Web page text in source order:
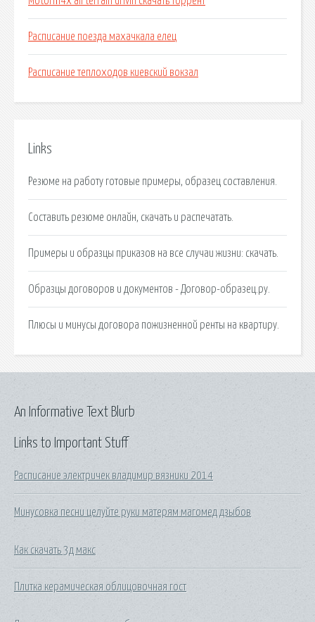
Расписание поезда махачкала елец
Расписание теплоходов киевский вокзал
Links
Резюме на работу готовые примеры, образец составления.
Составить резюме онлайн, скачать и распечатать.
Примеры и образцы приказов на все случаи жизни: скачать.
Образцы договоров и документов - Договор-образец.ру.
Плюсы и минусы договора пожизненной ренты на квартиру.
Links to Important Stuff
Расписание электричек владимир вязники 2014
Минусовка песни целуйте руки матерям магомед дзыбов
Как скачать 3д макс
Плитка керамическая облицовочная гост
An Informative Text Blurb